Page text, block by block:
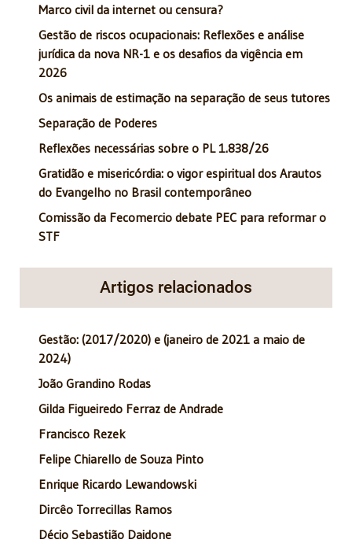
Marco civil da internet ou censura?
Gestão de riscos ocupacionais: Reflexões e análise
jurídica da nova NR-1 e os desafios da vigência em
2026
Os animais de estimação na separação de seus tutores
Separação de Poderes
Reflexões necessárias sobre o PL 1.838/26
Gratidão e misericórdia: o vigor espiritual dos Arautos
do Evangelho no Brasil contemporâneo
Comissão da Fecomercio debate PEC para reformar o
STF
Artigos relacionados
Gestão: (2017/2020) e (janeiro de 2021 a maio de
2024)
João Grandino Rodas
Gilda Figueiredo Ferraz de Andrade
Francisco Rezek
Felipe Chiarello de Souza Pinto
Enrique Ricardo Lewandowski
Dircêo Torrecillas Ramos
Décio Sebastião Daidone